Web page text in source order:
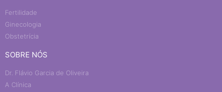
SOBRE NÓS
Dr. Flávio Garcia de Oliveira
A Clínica
Fertilidade
Ginecologia
Obstetrícia